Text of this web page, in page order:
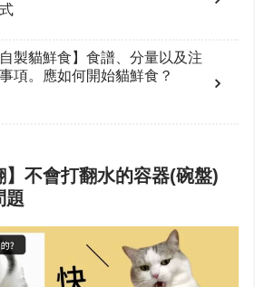
自製貓鮮食】食譜、分量以及注
項。應如何開始貓鮮食？
】不會打翻水的容器(碗盤)
題